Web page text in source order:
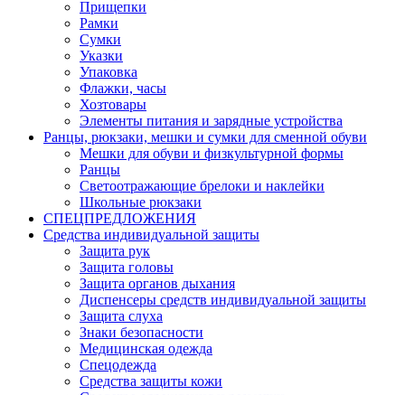
Прищепки
Рамки
Сумки
Указки
Упаковка
Флажки, часы
Хозтовары
Элементы питания и зарядные устройства
Ранцы, рюкзаки, мешки и сумки для сменной обуви
Мешки для обуви и физкультурной формы
Ранцы
Светоотражающие брелоки и наклейки
Школьные рюкзаки
СПЕЦПРЕДЛОЖЕНИЯ
Средства индивидуальной защиты
Защита рук
Защита головы
Защита органов дыхания
Диспенсеры средств индивидуальной защиты
Защита слуха
Знаки безопасности
Медицинская одежда
Спецодежда
Средства защиты кожи